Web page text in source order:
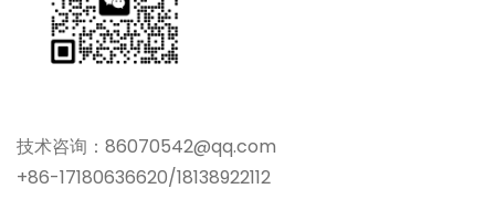
技术咨询：86070542@qq.com
+86-17180636620/18138922112